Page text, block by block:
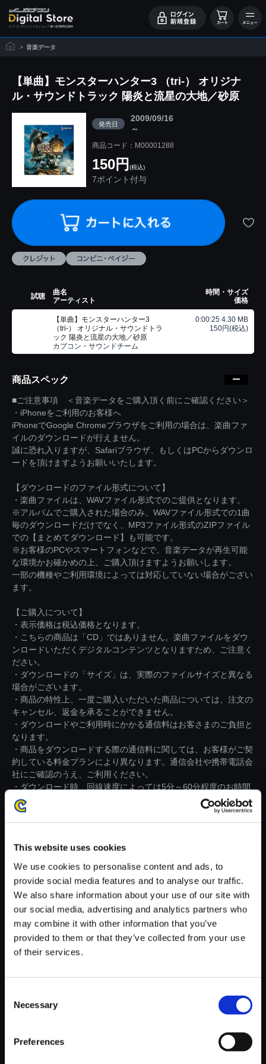
This website uses cookies
We use cookies to personalise content and ads, to
provide social media features and to analyse our traffic.
We also share information about your use of our site with
our social media, advertising and analytics partners who
may combine it with other information that you’ve
provided to them or that they’ve collected from your use
of their services.
Selection
Necessary
Preferences
> 音楽データ
【単曲】モンスターハンター3 （tri-） オリジナ
ル・サウンドトラック 陽炎と流星の大地／砂原
発売日
2009/09/16
～
商品コード：M00001288
150円 (税込)
7ポイント付与
試聴
曲名
アーティスト
時間・サイズ
価格
【単曲】モンスターハンター3
（tri-） オリジナル・サウンドトラ
ック 陽炎と流星の大地／砂原
カプコン・サウンドチーム
0:00:25 4.30 MB
150円(税込)
商品スペック
■ご注意事項 ＜音楽データをご購入頂く前にご確認ください＞
・iPhoneをご利用のお客様へ
iPhoneでGoogle Chromeブラウザをご利用の場合は、楽曲ファ
イルのダウンロードが行えません。
誠に恐れ入りますが、Safariブラウザ、もしくはPCからダウンロ
ードを頂けますようお願いいたします。
【ダウンロードのファイル形式について】
・楽曲ファイルは、WAVファイル形式でのご提供となります。
※アルバムでご購入された場合のみ、WAVファイル形式での1曲
毎のダウンロードだけでなく、MP3ファイル形式のZIPファイル
での【まとめてダウンロード】も可能です。
※お客様のPCやスマートフォンなどで、音楽データが再生可能
な環境かお確かめの上、ご購入頂けますようお願いします。
一部の機種やご利用環境によっては対応していない場合がござい
ます。
【ご購入について】
・表示価格は税込価格となります。
・こちらの商品は「CD」ではありません。楽曲ファイルをダウ
ンロードいただくデジタルコンテンツとなりますため、ご注意く
ださい。
・ダウンロードの「サイズ」は、実際のファイルサイズと異なる
場合がございます。
・商品の特性上、一度ご購入いただいた商品については、注文の
キャンセル、返金を承ることができません。
・ダウンロードやご利用時にかかる通信料はお客さまのご負担と
なります。
・商品をダウンロードする際の通信料に関しては、お客様がご契
約している料金プランにより異なります。通信会社や携帯電話会
社にご確認のうえ、ご利用ください。
・ダウンロード時、回線速度によっては5分～60分程度のお時間
がかかる場合がございます。
※ご購入いただいたファイルのダウンロードの際には、通信環境
が安定しているWifi環境でお試しください。
【単曲】モンスターハンター3
（tri-） オリジナル・サウンドト
ラック 陽炎と流星の大地／砂原